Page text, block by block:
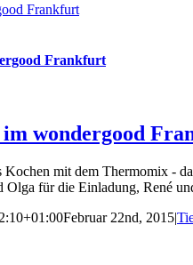
Frankfurt
Frankfurt
wondergood
mit dem Thermomix -
für die Einladung, René
Februar 22nd, 2015|